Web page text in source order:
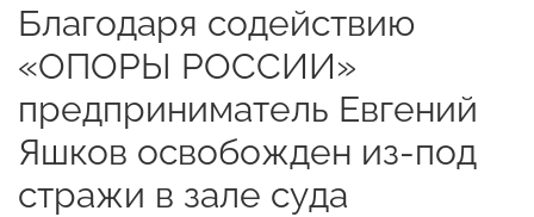
Благодаря содействию
«ОПОРЫ РОССИИ»
предприниматель Евгений
Яшков освобожден из-под
стражи в зале суда